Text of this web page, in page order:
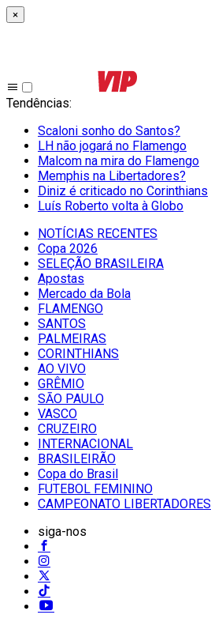
×
Tendências:
Scaloni sonho do Santos?
LH não jogará no Flamengo
Malcom na mira do Flamengo
Memphis na Libertadores?
Diniz é criticado no Corinthians
Luís Roberto volta à Globo
NOTÍCIAS RECENTES
Copa 2026
SELEÇÃO BRASILEIRA
Apostas
Mercado da Bola
FLAMENGO
SANTOS
PALMEIRAS
CORINTHIANS
AO VIVO
GRÊMIO
SĀO PAULO
VASCO
CRUZEIRO
INTERNACIONAL
BRASILEIRÃO
Copa do Brasil
FUTEBOL FEMININO
CAMPEONATO LIBERTADORES
siga-nos